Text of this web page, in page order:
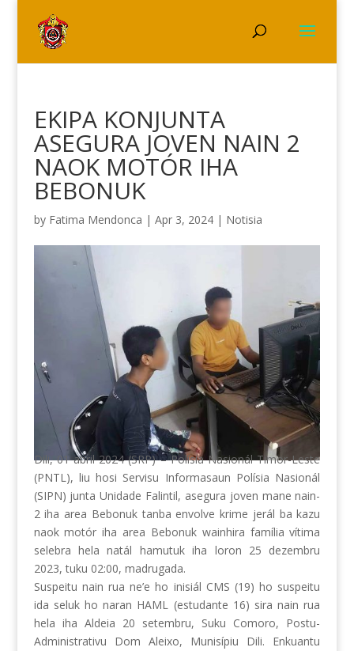
EKIPA KONJUNTA
ASEGURA JOVEN NAIN 2
NAOK MOTÓR IHA
BEBONUK
by Fatima Mendonca | Apr 3, 2024| Notisia
Dili, 01 abril 2024 (SRP) – Polísia Nasionál Timor-Leste
(PNTL), liu hosi Servisu Informasaun Polísia Nasionál
(SIPN) junta Unidade Falintil, asegura joven mane nain-
2 iha area Bebonuk tanba envolve krime jerál ba kazu
naok motór iha area Bebonuk wainhira família vítima
selebra hela natál hamutuk iha loron 25 dezembru
2023, tuku 02:00, madrugada.
Suspeitu nain rua ne’e ho inisiál CMS (19) ho suspeitu
ida seluk ho naran HAML (estudante 16) sira nain rua
hela iha Aldeia 20 setembru, Suku Comoro, Postu-
Administrativu Dom Aleixo, Munisípiu Dili. Enkuantu